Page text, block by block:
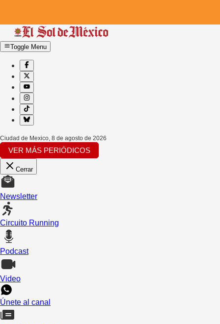
Toggle Menu
Ciudad de Mexico, 8 de agosto de 2026
VER MÁS PERIÓDICOS
Cerrar
Newsletter
Circuito Running
Podcast
Video
Únete al canal